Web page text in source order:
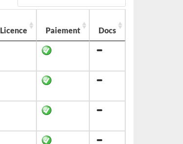
Licence Paiement Docs